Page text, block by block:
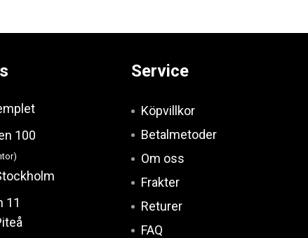
100
11
Service
Köpvillkor
Betalmetoder
Om oss
Frakter
Returer
FAQ